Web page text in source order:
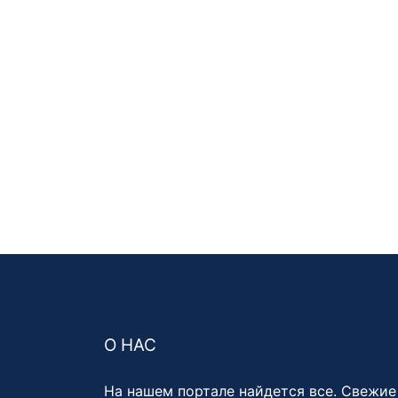
О НАС
На нашем портале найдется все. Свежие